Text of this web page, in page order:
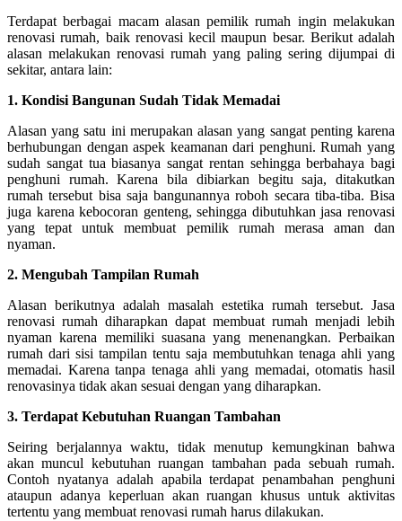
Terdapat berbagai macam alasan pemilik rumah ingin melakukan
renovasi rumah, baik renovasi kecil maupun besar. Berikut adalah
alasan melakukan renovasi rumah yang paling sering dijumpai di
sekitar, antara lain:
1. Kondisi Bangunan Sudah Tidak Memadai
Alasan yang satu ini merupakan alasan yang sangat penting karena
berhubungan dengan aspek keamanan dari penghuni. Rumah yang
sudah sangat tua biasanya sangat rentan sehingga berbahaya bagi
penghuni rumah. Karena bila dibiarkan begitu saja, ditakutkan
rumah tersebut bisa saja bangunannya roboh secara tiba-tiba. Bisa
juga karena kebocoran genteng, sehingga dibutuhkan jasa renovasi
yang tepat untuk membuat pemilik rumah merasa aman dan
nyaman.
2. Mengubah Tampilan Rumah
Alasan berikutnya adalah masalah estetika rumah tersebut. Jasa
renovasi rumah diharapkan dapat membuat rumah menjadi lebih
nyaman karena memiliki suasana yang menenangkan. Perbaikan
rumah dari sisi tampilan tentu saja membutuhkan tenaga ahli yang
memadai. Karena tanpa tenaga ahli yang memadai, otomatis hasil
renovasinya tidak akan sesuai dengan yang diharapkan.
3. Terdapat Kebutuhan Ruangan Tambahan
Seiring berjalannya waktu, tidak menutup kemungkinan bahwa
akan muncul kebutuhan ruangan tambahan pada sebuah rumah.
Contoh nyatanya adalah apabila terdapat penambahan penghuni
ataupun adanya keperluan akan ruangan khusus untuk aktivitas
tertentu yang membuat renovasi rumah harus dilakukan.